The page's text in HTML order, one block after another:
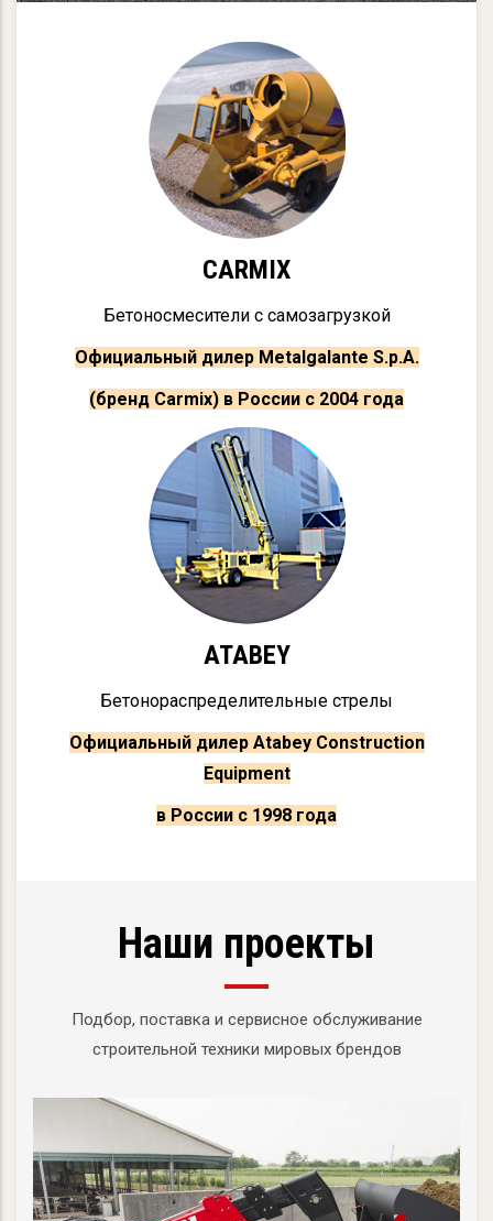
CARMIX
Бетоносмесители с самозагрузкой
Официальный дилер Metalgalante S.p.A.
(бренд Carmix) в России с 2004 года
ATABEY
Бетонораспределительные стрелы
Официальный дилер Atabey Construction
Equipment
в России с 1998 года
Наши проекты
Подбор, поставка и сервисное обслуживание
строительной техники мировых брендов